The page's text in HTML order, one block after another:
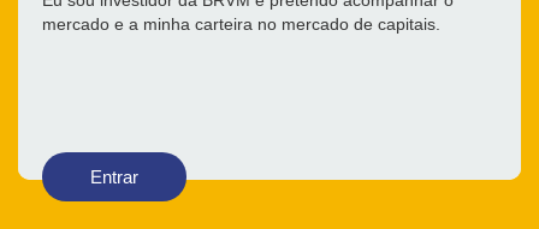
mercado e a minha carteira no mercado de capitais.
Entrar